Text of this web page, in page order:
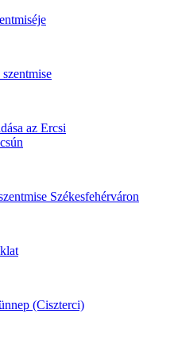
az Ercsi
Székesfehérváron
(Ciszterci)